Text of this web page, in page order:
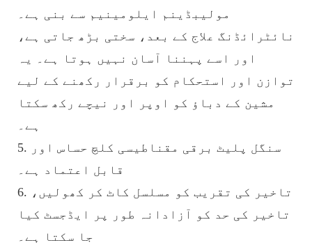
مولیبڈینم ایلومینیم سے بنی ہے۔
نائٹرائڈنگ علاج کے بعد، سختی بڑھ جاتی ہے،
اور اسے پہننا آسان نہیں ہوتا ہے۔ یہ
توازن اور استحکام کو برقرار رکھنے کے لیے
مشین کے دباؤ کو اوپر اور نیچے رکھ سکتا
ہے۔
5. سنگل پلیٹ برقی مقناطیسی کلچ حساس اور
قابل اعتماد ہے۔
6. تاخیر کی تقریب کو مسلسل کاٹ کر کھولیں،
تاخیر کی حد کو آزادانہ طور پر ایڈجسٹ کیا
جا سکتا ہے۔